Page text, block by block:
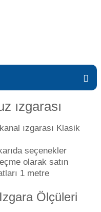
Öldürücü
ızgarası
ızgarası Klasik
seçenekler
olarak satın
1 metre
Ölçüleri